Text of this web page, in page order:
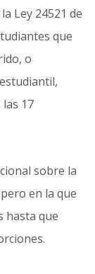
Ley 24521 de
que
o
17
sobre la
en la que
hasta que